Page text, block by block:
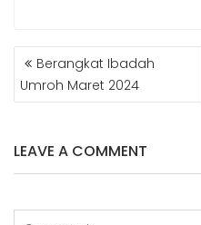
c
e
b
o
k
k
e
dI
itt
e
r
ai
POST
NAVIGATION
Berangkat Ibadah
Umroh Maret 2024
LEAVE A COMMENT